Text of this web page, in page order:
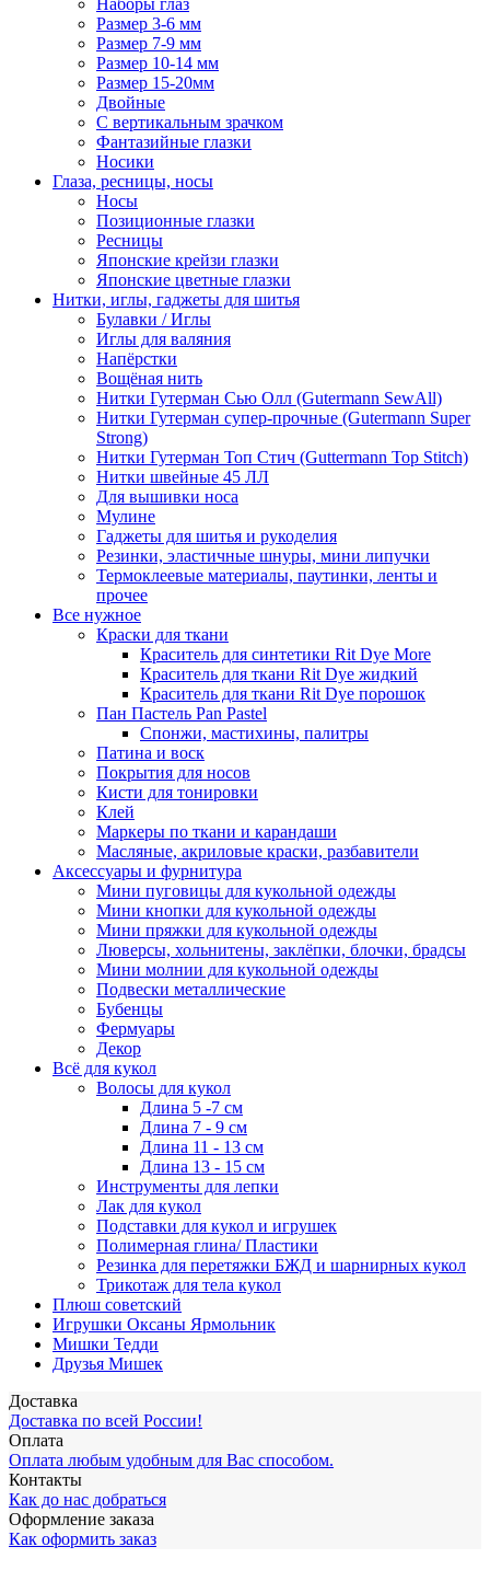
Размер 3-6 мм
Размер 7-9 мм
Размер 10-14 мм
Размер 15-20мм
Двойные
С вертикальным зрачком
Фантазийные глазки
Носики
Глаза, ресницы, носы
Носы
Позиционные глазки
Ресницы
Японские крейзи глазки
Японские цветные глазки
Нитки, иглы, гаджеты для шитья
Булавки / Иглы
Иглы для валяния
Напёрстки
Вощёная нить
Нитки Гутерман Сью Олл (Gutermann SewAll)
Нитки Гутерман супер-прочные (Gutermann Super
Strong)
Нитки Гутерман Топ Стич (Guttermann Top Stitch)
Нитки швейные 45 ЛЛ
Для вышивки носа
Мулине
Гаджеты для шитья и рукоделия
Резинки, эластичные шнуры, мини липучки
Термоклеевые материалы, паутинки, ленты и
прочее
Все нужное
Краски для ткани
Краситель для синтетики Rit Dye More
Краситель для ткани Rit Dye жидкий
Краситель для ткани Rit Dye порошок
Пан Пастель Pan Pastel
Спонжи, мастихины, палитры
Патина и воск
Покрытия для носов
Кисти для тонировки
Клей
Маркеры по ткани и карандаши
Масляные, акриловые краски, разбавители
Аксессуары и фурнитура
Мини пуговицы для кукольной одежды
Мини кнопки для кукольной одежды
Мини пряжки для кукольной одежды
Люверсы, хольнитены, заклёпки, блочки, брадсы
Мини молнии для кукольной одежды
Подвески металлические
Бубенцы
Фермуары
Декор
Всё для кукол
Волосы для кукол
Длина 5 -7 см
Длина 7 - 9 см
Длина 11 - 13 см
Длина 13 - 15 см
Инструменты для лепки
Лак для кукол
Подставки для кукол и игрушек
Полимерная глина/ Пластики
Резинка для перетяжки БЖД и шарнирных кукол
Трикотаж для тела кукол
Плюш советский
Игрушки Оксаны Ярмольник
Мишки Тедди
Друзья Мишек
Доставка
Доставка по всей России!
Оплата
Оплата любым удобным для Вас способом.
Контакты
Как до нас добраться
Оформление заказа
Как оформить заказ